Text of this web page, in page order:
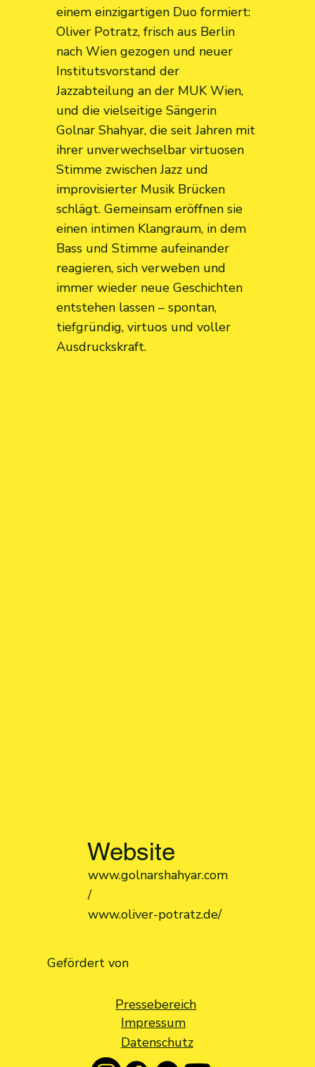
einem einzigartigen Duo formiert:
Oliver Potratz, frisch aus Berlin
nach Wien gezogen und neuer
Institutsvorstand der
Jazzabteilung an der MUK Wien,
und die vielseitige Sängerin
Golnar Shahyar, die seit Jahren mit
ihrer unverwechselbar virtuosen
Stimme zwischen Jazz und
improvisierter Musik Brücken
schlägt. Gemeinsam eröffnen sie
einen intimen Klangraum, in dem
Bass und Stimme aufeinander
reagieren, sich verweben und
immer wieder neue Geschichten
entstehen lassen – spontan,
tiefgründig, virtuos und voller
Ausdruckskraft.
Website
www.golnarshahyar.com
/
www.oliver-potratz.de/
Gefördert von
Pressebereich
Impressum
Datenschutz